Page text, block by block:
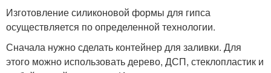
Изготовление силиконовой формы для гипса
осуществляется по определенной технологии.
Сначала нужно сделать контейнер для заливки. Для
этого можно использовать дерево, ДСП, стеклопластик и